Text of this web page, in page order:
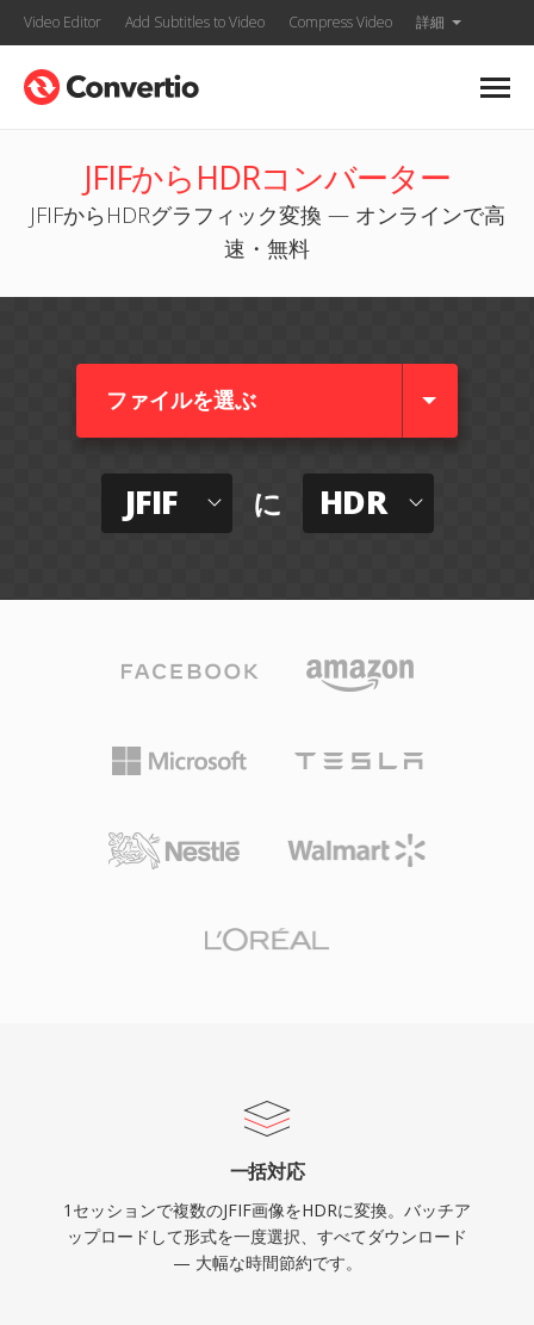
Video Editor Add Subtitles to Video Compress Video 詳細
JFIFからHDRコンバーター
JFIFからHDRグラフィック変換 — オンラインで高
速・無料
ファイルを選ぶ
JFIF に HDR
一括対応
1セッションで複数のJFIF画像をHDRに変換。バッチア
ップロードして形式を一度選択、すべてダウンロード
— 大幅な時間節約です。